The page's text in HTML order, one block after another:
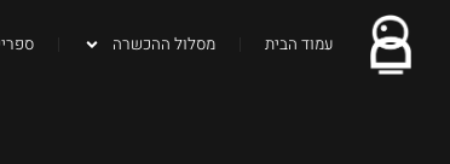
עמוד הבית מסלול ההכשרה